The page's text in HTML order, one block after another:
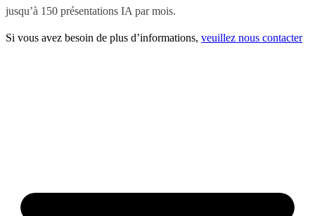
jusqu’à 150 présentations IA par mois.
Si vous avez besoin de plus d’informations, veuillez nous contacter